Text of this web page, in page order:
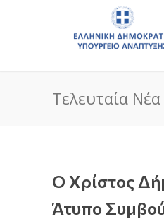
Τελευταία Νέα
Ο Χρίστος
Άτυπο